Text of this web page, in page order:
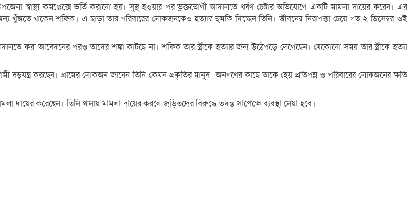
স্বাস্থ্য কমপ্লেক্সে ভর্তি করানো হয়। সুস্থ হওয়ার পর ভুক্তভোগী আদালতে ধর্ষণ চেষ্টার অভিযোগে একটি মামলা দায়ের করেন। এর
খুঁজতে থাকেন শফিক। এ ছাড়া তার পরিবারের লোকজনকেও হত্যার হুমকি দিচ্ছেন তিনি। জীবনের নিরাপত্তা চেয়ে গত ২ ডিসেম্বর ওই
করা আবেদনের পরও তাদের শঙ্কা কাটছে না। শফিক তার স্ত্রীকে হত্যার জন্য উঠেপড়ে লেগেছেন। যেকোনো সময় তার স্ত্রীকে হত্যা
ষড়যন্ত্র করছেন। গ্রামের লোকজন জানেন তিনি কেমন প্রকৃতির মানুষ। জনগণের কাছে তাকে হেয় প্রতিপন্ন ও পরিবারের লোকজনের ক্ষতি
করেছেন। তিনি থানায় মামলা দায়ের করলে জড়িতদের বিরুদ্ধে তদন্ত সাপেক্ষে ব্যবস্থা নেয়া হবে।